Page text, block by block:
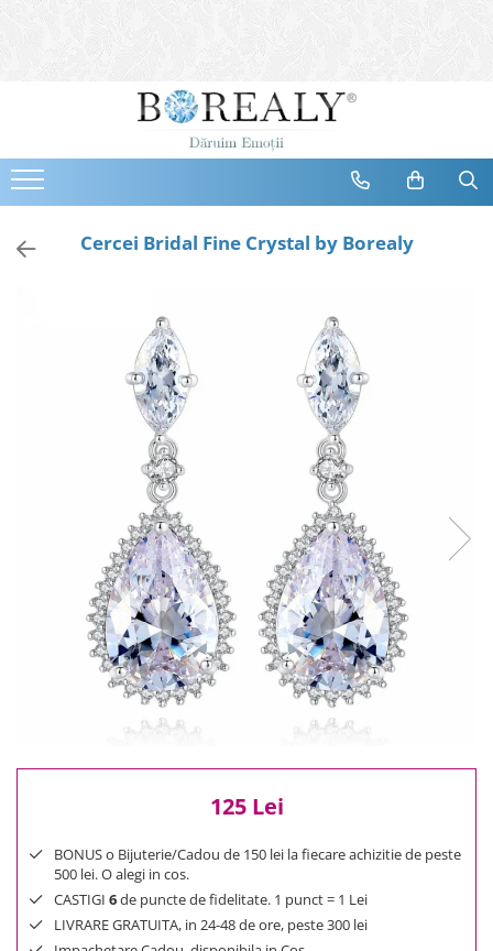
Bijuterii
Cercei
Bratari
Coliere
Bijuterii Femei
Cele mai vandute
Cele mai votate
0 Lei - 100 Lei
100 Lei - 200 Lei
300 Lei - 500 Lei
Cercei Bridal Fine Crystal by Borealy
125 Lei
BONUS o Bijuterie/Cadou de 150 lei la fiecare achizitie de peste
500 lei. O alegi in cos.
CASTIGI 6de puncte de fidelitate. 1 punct = 1 Lei
LIVRARE GRATUITA, in 24-48 de ore, peste 300 lei